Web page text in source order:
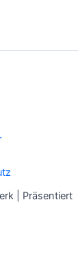
| Präsentiert